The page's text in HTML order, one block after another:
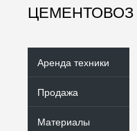
ЦЕМЕНТОВОЗ
Аренда техники
Продажа
Материалы